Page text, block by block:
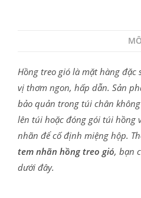
Hồng treo gió là mặt hàng
vị thơm ngon, hấp dẫn. Sản
bảo quản trong túi chân
lên túi hoặc đóng gói túi hồng
nhãn để cố định miệng hộp.
tem nhãn hồng treo gió, bạn
dưới đây.